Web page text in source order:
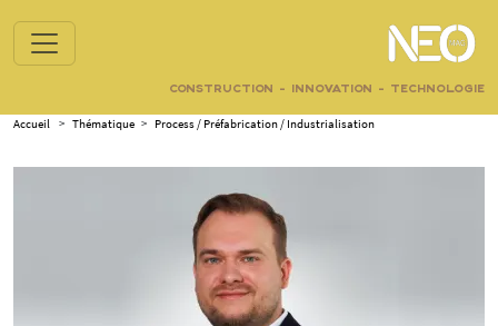
CONSTRUCTION - INNOVATION - TECHNOLOGIE
Accueil > Thématique > Process / Préfabrication / Industrialisation